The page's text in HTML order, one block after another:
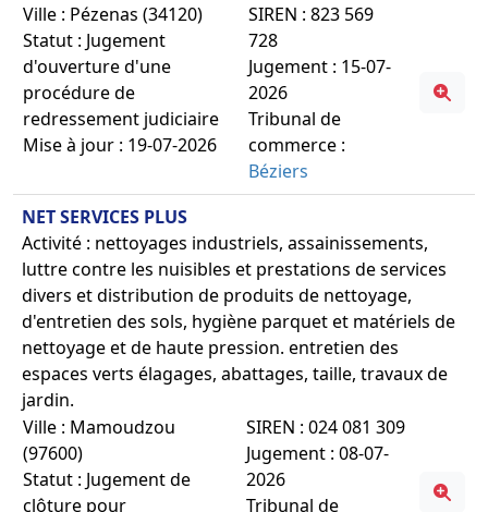
Ville : Pézenas (34120)
Statut : Jugement
d'ouverture d'une
procédure de
redressement judiciaire
Mise à jour : 19-07-2026
SIREN : 823 569
728
Jugement : 15-07-
2026
Tribunal de
commerce :
Béziers
NET SERVICES PLUS
Activité : nettoyages industriels, assainissements,
luttre contre les nuisibles et prestations de services
divers et distribution de produits de nettoyage,
d'entretien des sols, hygiène parquet et matériels de
nettoyage et de haute pression. entretien des
espaces verts élagages, abattages, taille, travaux de
jardin.
Ville : Mamoudzou
(97600)
Statut : Jugement de
clôture pour
SIREN : 024 081 309
Jugement : 08-07-
2026
Tribunal de